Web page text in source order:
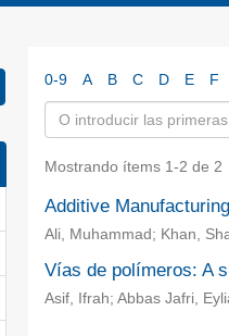
0-9 A B C D E F
Mostrando ítems 1-2 de 2
Additive
Ali, Muhammad; Khan,
Vías de polímeros: A
Asif, Ifrah; Abbas Jafri,